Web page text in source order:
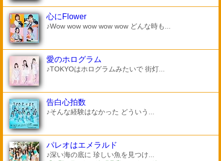
心にFlower
♪Wow wow wow wow wow どんな時も...
愛のホログラム
♪TOKYOはホログラムみたいで 街灯...
告白心拍数
♪そんな経験はなかった どういう...
パレオはエメラルド
♪深い海の底に 珍しい魚を見つけ...